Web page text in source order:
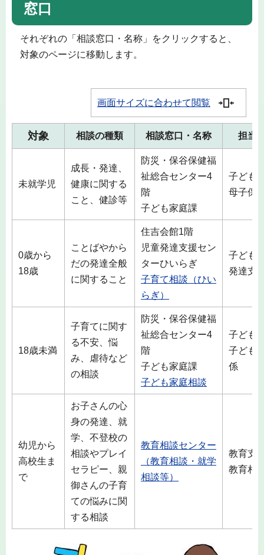
窓口
それぞれの「相談窓口・名称」をクリックすると、
対象のページに移動します。
画面サイズに合わせて閲覧
対象 相談の種類 相談窓口・名称 担当
未就学児
成長・発達、
健康に関する
こと、健診等
防災・保谷保健福
祉総合センター4
階
子ども家庭課
子ども
母子保
0歳から
18歳
ことばやから
だの発達全般
に関すること
住吉会館1階
児童発達支援セン
ターひいらぎ
子育て相談（ひい
らぎ）
子ども
発達支
18歳未満
子育てに関す
る不安、悩
み、虐待など
の相談
防災・保谷保健福
祉総合センター4
階
子ども家庭課
子ども家庭相談
子ども
子ども
係
幼児から
高校生ま
で
お子さんの心
身の発達、就
学、不登校の
相談やプレイ
セラピー、親
御さんの子育
ての悩みに関
する相談
教育相談センター
（教育相談・就学
相談等）
教育支
教育相